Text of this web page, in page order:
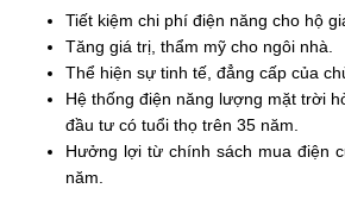
Tiết kiệm chi phí điện năng cho hộ
Tăng giá trị, thẩm mỹ cho ngôi nhà.
Thể hiện sự tinh tế, đẳng cấp của
Hệ thống điện năng lượng mặt trời
đầu tư có tuổi thọ trên 35 năm.
Hưởng lợi từ chính sách mua điện
năm.